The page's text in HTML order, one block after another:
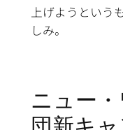
上げようという
しみ。
ニュー